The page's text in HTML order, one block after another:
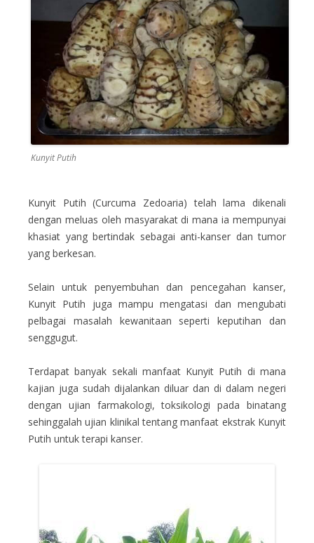
Kunyit Putih
Kunyit Putih (Curcuma Zedoaria) telah lama dikenali
dengan meluas oleh masyarakat di mana ia mempunyai
khasiat yang bertindak sebagai anti-kanser dan tumor
yang berkesan.
Selain untuk penyembuhan dan pencegahan kanser,
Kunyit Putih juga mampu mengatasi dan mengubati
pelbagai masalah kewanitaan seperti keputihan dan
senggugut.
Terdapat banyak sekali manfaat Kunyit Putih di mana
kajian juga sudah dijalankan diluar dan di dalam negeri
dengan ujian farmakologi, toksikologi pada binatang
sehinggalah ujian klinikal tentang manfaat ekstrak Kunyit
Putih untuk terapi kanser.